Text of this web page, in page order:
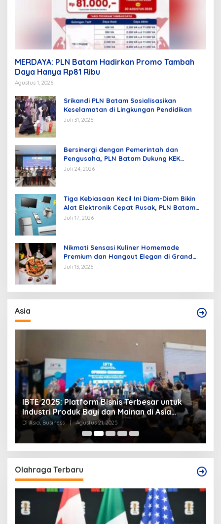
MERDAYA: PLN Batam Hadirkan Promo Tambah
Daya Hanya Rp81 Ribu
Agustus 1, 2026
Srikandi PLN Batam Sosialisasikan
Keselamatan di Lingkungan Pendidikan
Juli 31, 2026
Bersinergi dengan Pemerintah dan
Pengusaha, PLN Batam Dukung KEK
Tanjung Sauh sebagai Hub Energi Baru
Juli 24, 2026
Tiga Kebiasaan Kecil Ini Diam-Diam Bikin
Alat Elektronik Cepat Rusak, PLN Batam
Berikan Tips Mengatasinya
Juli 17, 2026
Nikmati Sensasi Kuliner Homemade
Premium dan Hangout Elegan di Grand
Mercure Batam Centre
Juli 13, 2026
Asia
IBTE 2025: Platform Bisnis Terbesar untuk
Industri Produk Bayi dan Mainan di Asia
Tenggara
Di Asia, Business | Agustus 21, 2025
Olahraga Terbaru